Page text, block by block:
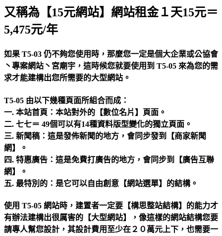
又稱為【15元網站】網站租金１天15元＝
5,475元/年
如果 T5-03 仍不夠您使用時，那麼您一定是個大企業或公協會
丶專案網站丶宮廟宇，這時候您就要使用到 T5-05 來為您的需
求才能建構出您所需要的大型網站。
T5-05 由以下幾種頁面所組合而成：
一. 本站首頁：本站對外的【數位名片】頁面。
二. 七七＝ 49個可以有14種資料版型變化的獨立頁面。
三. 新聞稿：這是發佈新聞的地方，會同步發到【商家新聞
網】。
四. 特惠廣告：這是免費打廣告的地方，會同步到【廣告互聯
網】。
五. 最特別的：是它可以自由創意【網站選單】的結構。
使用 T5-05 網站時，建置者一定要【構思整站結構】的能力才
有辦法建構出很厲害的【大型網站】，像這樣的網站結構您要
請專人幫您設計，其設計費用至少在２０萬元上下，也需要一